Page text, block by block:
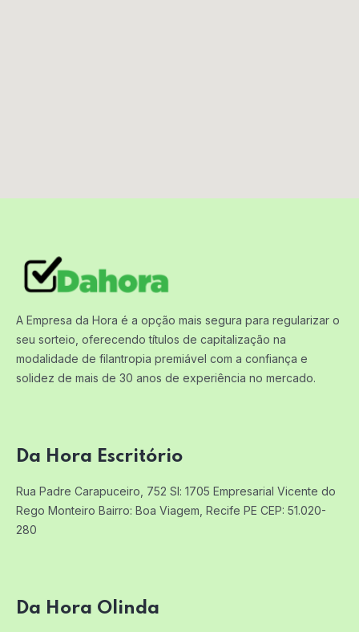
A Empresa da Hora é a opção mais segura para regularizar o
seu sorteio, oferecendo títulos de capitalização na
modalidade de filantropia premiável com a confiança e
solidez de mais de 30 anos de experiência no mercado.
Da Hora Escritório
Rua Padre Carapuceiro, 752 Sl: 1705 Empresarial Vicente do
Rego Monteiro Bairro: Boa Viagem, Recife PE CEP: 51.020-
280
Da Hora Olinda